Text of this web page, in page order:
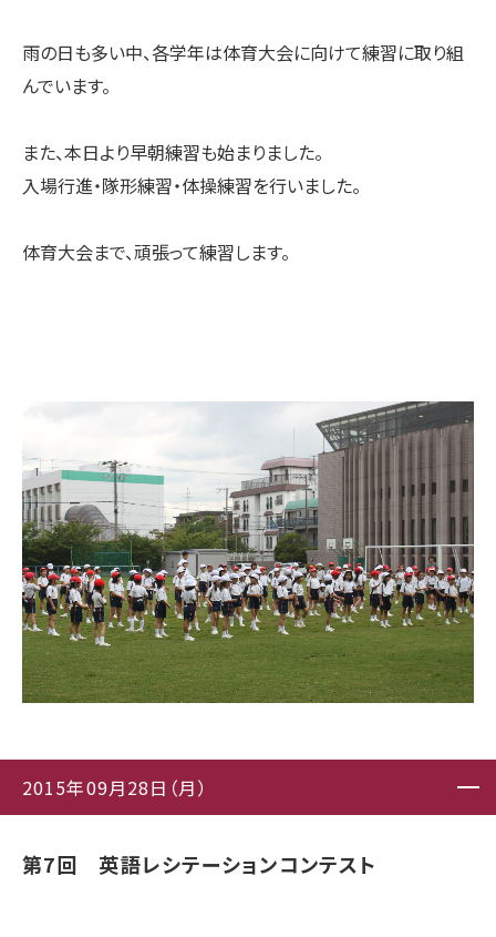
雨の日も多い中、各学年は体育大会に向けて練習に取り組
んでいます。
また、本日より早朝練習も始まりました。
入場行進・隊形練習・体操練習を行いました。
体育大会まで、頑張って練習します。
2015年09月28日（月）
第7回 英語レシテーションコンテスト